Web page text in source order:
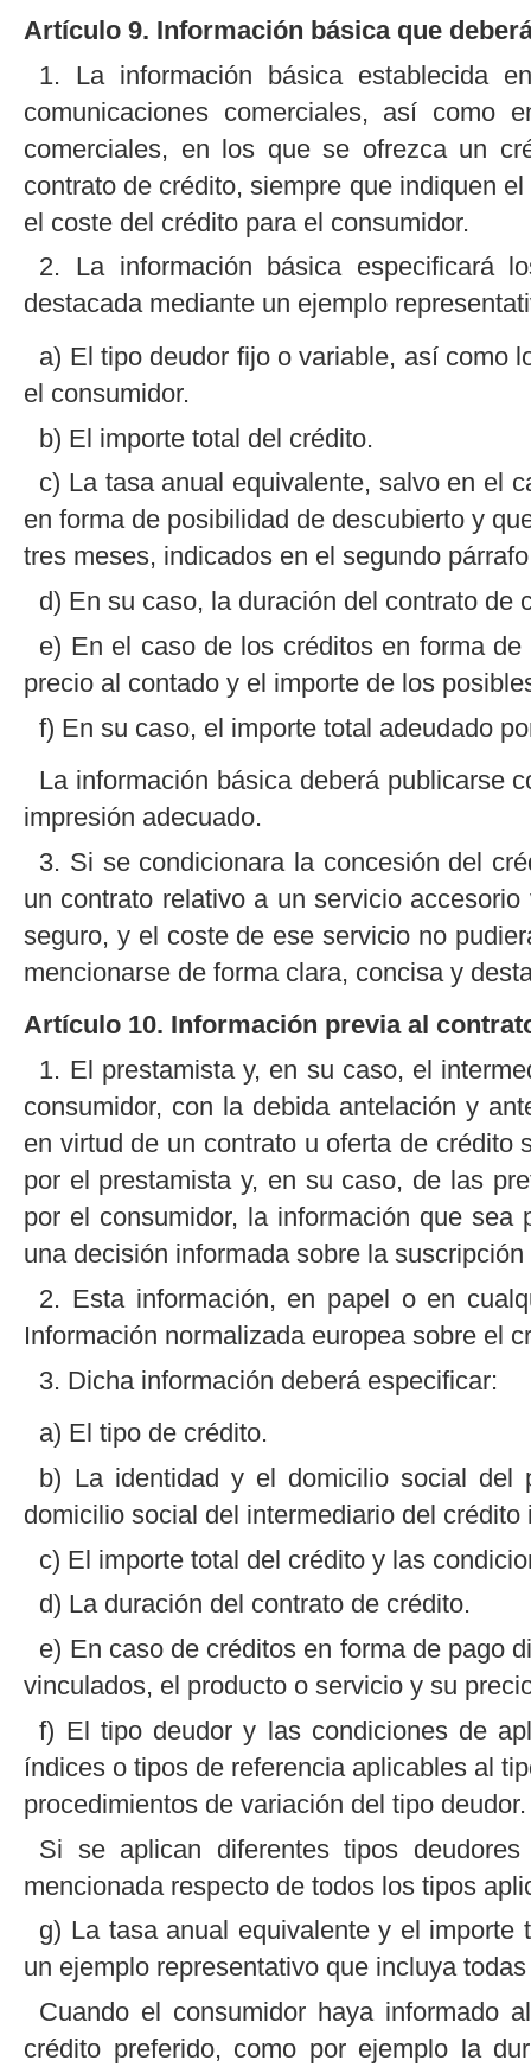
Artículo 9. Información básica que
1. La información básica establecida
comunicaciones comerciales, así como
comerciales, en los que se ofrezca un
contrato de crédito, siempre que indiquen
el coste del crédito para el consumidor.
2. La información básica especificará
destacada mediante un ejemplo
a) El tipo deudor fijo o variable, así como
el consumidor.
b) El importe total del crédito.
c) La tasa anual equivalente, salvo en el
en forma de posibilidad de descubierto y
tres meses, indicados en el segundo
d) En su caso, la duración del contrato de
e) En el caso de los créditos en forma
precio al contado y el importe de los
f) En su caso, el importe total adeudado
La información básica deberá publicarse
impresión adecuado.
3. Si se condicionara la concesión del
un contrato relativo a un servicio
seguro, y el coste de ese servicio no
mencionarse de forma clara, concisa y
Artículo 10. Información previa al
1. El prestamista y, en su caso, el
consumidor, con la debida antelación y
en virtud de un contrato u oferta de
por el prestamista y, en su caso, de las
por el consumidor, la información que
una decisión informada sobre la
2. Esta información, en papel o en
Información normalizada europea sobre el
3. Dicha información deberá especificar:
a) El tipo de crédito.
b) La identidad y el domicilio social
domicilio social del intermediario del crédito
c) El importe total del crédito y las
d) La duración del contrato de crédito.
e) En caso de créditos en forma de pago
vinculados, el producto o servicio y su
f) El tipo deudor y las condiciones de
índices o tipos de referencia aplicables al
procedimientos de variación del tipo deudor.
Si se aplican diferentes tipos
mencionada respecto de todos los tipos
g) La tasa anual equivalente y el importe
un ejemplo representativo que incluya
Cuando el consumidor haya informado
crédito preferido, como por ejemplo la